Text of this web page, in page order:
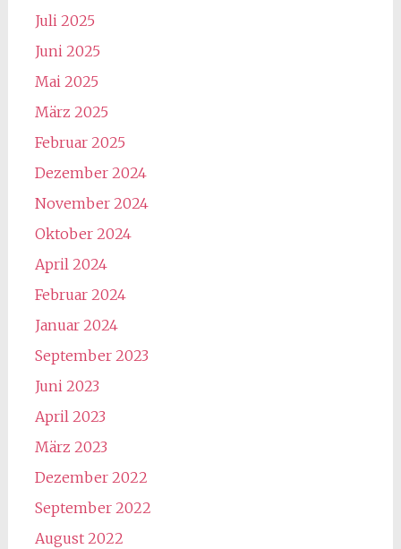
Juli 2025
Juni 2025
Mai 2025
März 2025
Februar 2025
Dezember 2024
November 2024
Oktober 2024
April 2024
Februar 2024
Januar 2024
September 2023
Juni 2023
April 2023
März 2023
Dezember 2022
September 2022
August 2022